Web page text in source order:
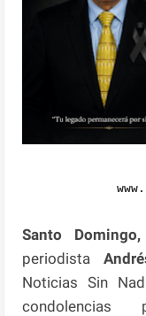
Santo Domingo,
periodista
Noticias Sin